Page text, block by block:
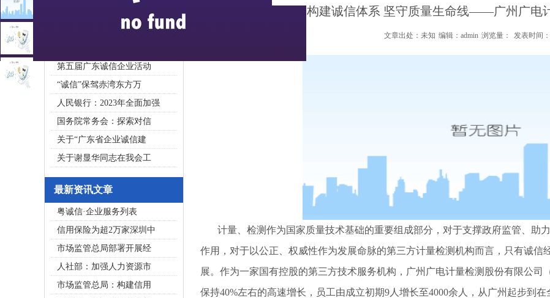
重大突发公共卫生事件一
2020广东省守合同重信用企
第五届广东诚信企业活动
“诚信”保驾赤湾东方万
人民银行：2023年全面加强
国务院常务会：探索对信
关于“广东省企业诚信建
关于谢显华同志在我会工
最新资讯文章
粤诚信·企业服务列表
信用保险为超2万家深圳中
市场监管总局部署开展经
人社部：加强人力资源市
市场监管总局：构建信用
构建诚信体系 坚守质量生命线——广州广电
文章出处：未知 编辑：admin 浏览量： 发表时间
计量、检测作为国家质量技术基础的重要组成部分，对于支撑政府监管、助
作用，对于以公正、权威性作为发展命脉的第三方计量检测机构而言，只有诚
展。作为一家国有控股的第三方技术服务机构，广州广电计量检测股份有限公司
保持40%左右的高速增长，员工由成立初期9人增长至4000余人，从广州起步到